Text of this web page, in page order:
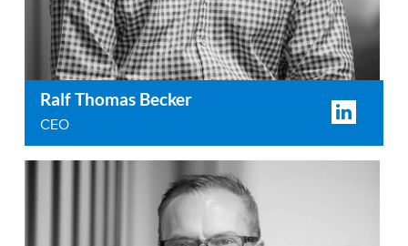
Ralf Thomas Becker
CEO